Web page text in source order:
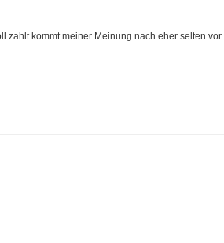
zahlt kommt meiner Meinung nach eher selten vor.